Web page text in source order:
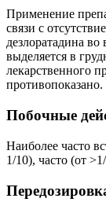
Применение
связи с
дезлоратадина
выделяется в
лекарственного
противопоказано.
Побочные
Наиболее часто
1/10), часто (от